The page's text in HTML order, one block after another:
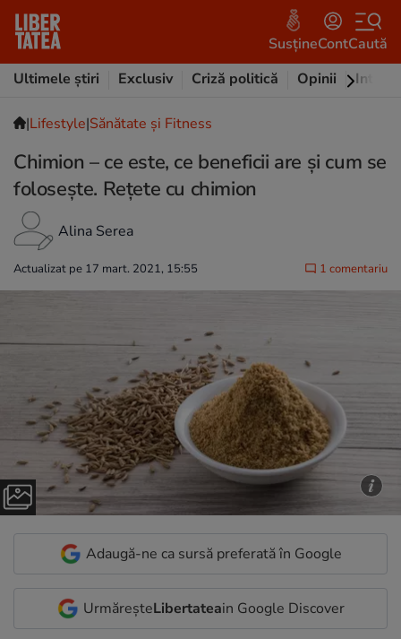
SusțineContCaută
Ultimele știri
Exclusiv Criză politică Opinii
|Lifestyle|Sănătate și Fitness
Chimion – ce este, ce beneficii are și cum se
folosește. Rețete cu chimion
Alina Serea
Actualizat pe 17 mart. 2021, 15:55 1 comentariu
Adaugă-ne ca sursă preferată în Google
UrmăreșteLibertateain Google Discover